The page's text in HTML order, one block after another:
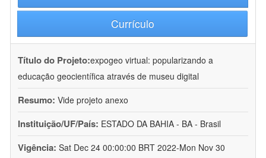
Currículo
Título do Projeto:expogeo virtual: popularizando a
educação geocientífica através de museu digital
Resumo: Vide projeto anexo
Instituição/UF/País: ESTADO DA BAHIA - BA - Brasil
Vigência: Sat Dec 24 00:00:00 BRT 2022-Mon Nov 30